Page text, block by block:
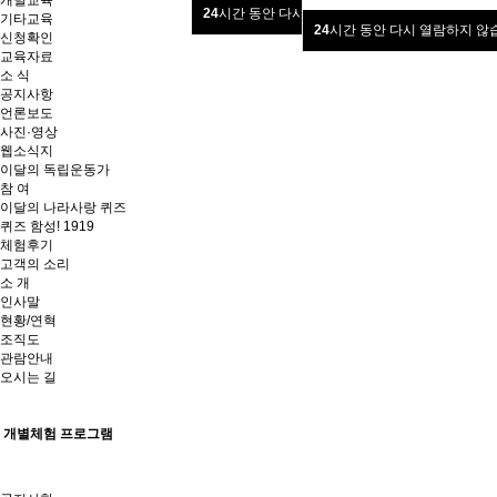
24시간 동안 다시 열람하지 않습니다.
24시간 동안 다시 열람하지 않
기타교육
신청확인
교육자료
소 식
공지사항
언론보도
사진·영상
웹소식지
이달의 독립운동가
참 여
이달의 나라사랑 퀴즈
퀴즈 함성! 1919
체험후기
고객의 소리
소 개
인사말
현황/연혁
조직도
관람안내
오시는 길
개별체험 프로그램